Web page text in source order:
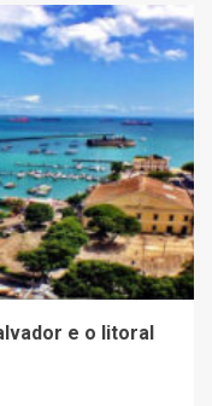
e o litoral